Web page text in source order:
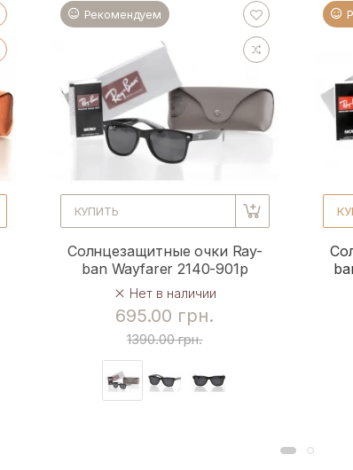
Рекомендуем
КУПИТЬ
Солнцезащитные очки Ray-
ban Wayfarer 2140-901p
Нет в наличии
695.00 грн.
1390.00 грн.